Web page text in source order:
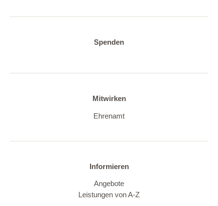
Spenden
Mitwirken
Ehrenamt
Informieren
Angebote
Leistungen von A-Z